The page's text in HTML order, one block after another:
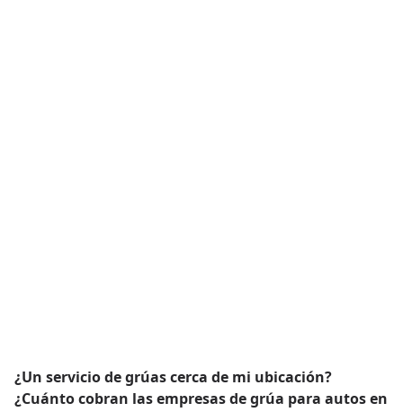
¿Un servicio de grúas cerca de mi ubicación?
¿Cuánto cobran las empresas de grúa para autos en